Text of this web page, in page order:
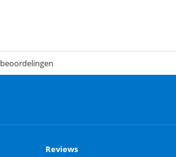
beoordelingen
Reviews